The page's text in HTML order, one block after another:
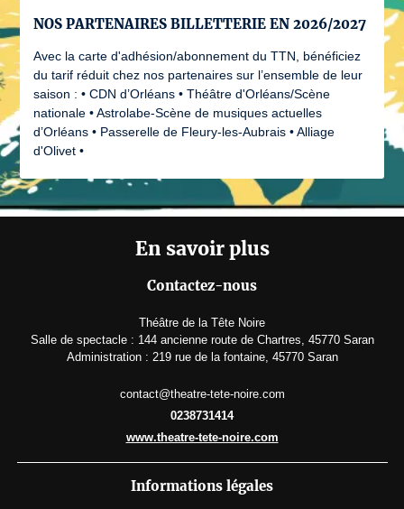
NOS PARTENAIRES BILLETTERIE EN 2026/2027
Avec la carte d'adhésion/abonnement du TTN, bénéficiez
du tarif réduit chez nos partenaires sur l’ensemble de leur
saison : • CDN d’Orléans • Théâtre d'Orléans/Scène
nationale • Astrolabe-Scène de musiques actuelles
d’Orléans • Passerelle de Fleury-les-Aubrais • Alliage
d'Olivet •
En savoir plus
Contactez-nous
Théâtre de la Tête Noire
Salle de spectacle : 144 ancienne route de Chartres, 45770 Saran
Administration : 219 rue de la fontaine, 45770 Saran
contact@theatre-tete-noire.com
0238731414
www.theatre-tete-noire.com
Informations légales